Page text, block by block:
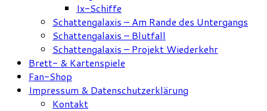
Ix-Schiffe
Schattengalaxis – Am Rande des Untergangs
Schattengalaxis – Blutfall
Schattengalaxis – Projekt Wiederkehr
Brett- & Kartenspiele
Fan-Shop
Impressum & Datenschutzerklärung
Kontakt